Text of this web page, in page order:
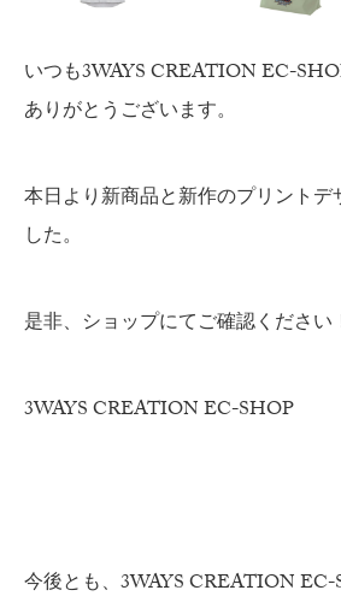
いつも3WAYS CREATION EC-
ありがとうございます。
本日より新商品と新作のプリントデ
した。
是非、ショップにてご確認ください
3WAYS CREATION EC-SHOP
今後とも、3WAYS CREATION